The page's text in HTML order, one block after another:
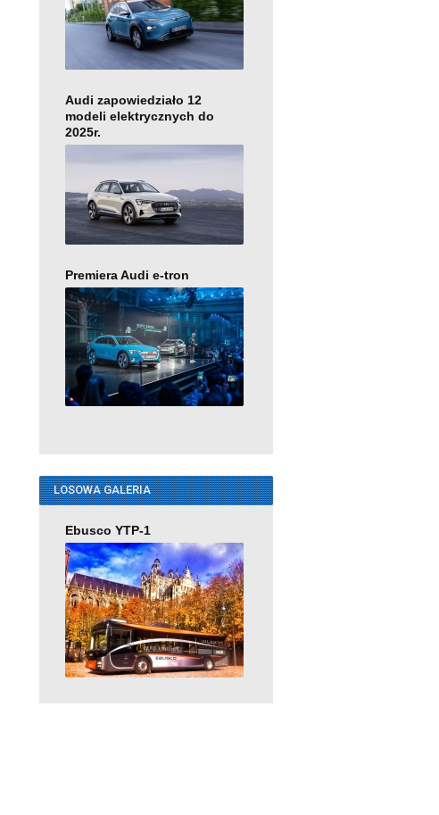
Audi zapowiedziało 12
modeli elektrycznych do
2025r.
Premiera Audi e-tron
LOSOWA GALERIA
Ebusco YTP-1